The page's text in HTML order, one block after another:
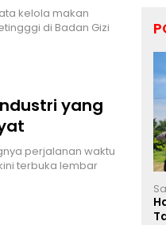
kelola makan
di Badan Gizi
yang
perjalanan waktu
terbuka lembar